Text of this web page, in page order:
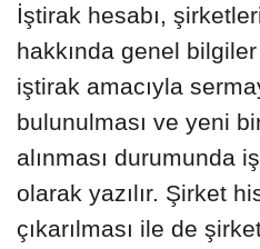
İştirak hesabı,
hakkında genel
iştirak amacıyla
bulunulması ve yeni
alınması durumunda
olarak yazılır. Şirket
çıkarılması ile de